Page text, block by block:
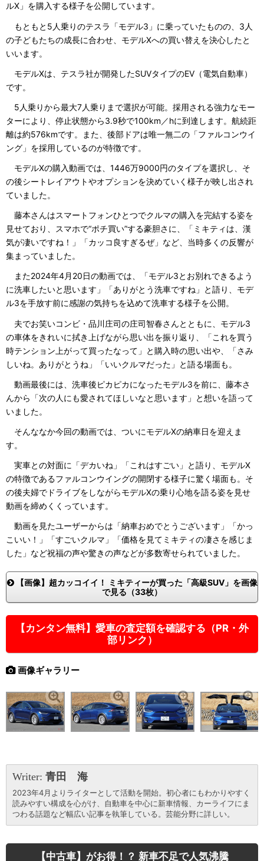
ルX」を購入する様子を公開しています。
もともと5人乗りのテスラ「モデル3」に乗っていたものの、3人
の子どもたちの成長に合わせ、モデルXへの買い替えを決心したと
いいます。
モデルXは、テスラ社が開発したSUVタイプのEV（電気自動車）
です。
5人乗りから最大7人乗りまで選択が可能。採用される強力なモー
ターにより、停止状態から3.9秒で100km／hに到達します。航続距
離は約576kmです。また、後部ドアは唯一無二の「ファルコンウイ
ング」を採用しているのが特徴です。
モデルXの購入動画では、1446万9000円のタイプを選択し、そ
の後シートレイアウトやオプションを決めていく様子が映し出され
ていました。
藤本さんはスマートフォンひとつでクルマの購入を完結する姿を
見せており、スマホで“ポチ買い”する豪胆さに、「ミキティは、漢
気が凄いですね！」「カッコ良すぎるぜ」など、当時多くの反響が
集まっていました。
また2024年4月20日の動画では、「モデル3とお別れできるよう
に洗車したいと思います」「ありがとう洗車ですね」と語り、モデ
ル3を手放す前に感謝の気持ちを込めて洗車する様子を公開。
夫でお笑いコンビ・品川庄司の庄司智春さんとともに、モデル3
の車体をきれいに拭き上げながら思い出を振り返り、「これを買う
時テンション上がって買ったなって」と購入時の思い出や、「さみ
しいね。ありがとうね」「いいクルマだった」と語る場面も。
動画最後には、洗車後ピカピカになったモデル3を前に、藤本さ
んから「次の人にも愛されてほしいなと思います」と想いを語って
いました。
そんななか今回の動画では、ついにモデルXの納車日を迎えま
す。
実車との対面に「デカいね」「これはすごい」と語り、モデルX
の特徴であるファルコンウイングの開閉する様子に驚く場面も。そ
の後夫婦でドライブをしながらモデルXの乗り心地を語る姿を見せ
動画を締めくくっています。
動画を見たユーザーからは「納車おめでとうございます」「かっ
こいい！」「すごいクルマ」「価格を見てミキティの凄さを感じま
した」など祝福の声や驚きの声などが多数寄せられていました。
【画像】超カッコイイ！ ミキティーが買った「高級SUV」を画像
で見る（33枚）
【カンタン無料】愛車の査定額を確認する（PR・外
部リンク）
画像ギャラリー
Writer: 青田 海
2023年4月よりライターとして活動を開始。初心者にもわかりやすく
読みやすい構成を心がけ、自動車を中心に新車情報、カーライフにま
つわる話題など幅広い記事を執筆している。芸能分野に詳しい。
【中古車】がお得！？ 新車不足で人気沸騰